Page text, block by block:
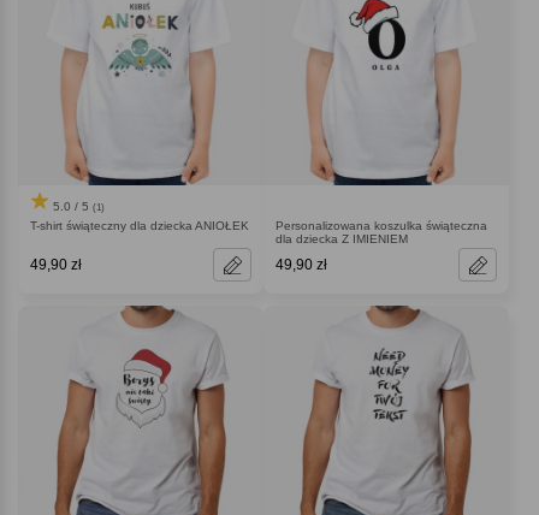
5.0 / 5 (1)
T-shirt świąteczny dla dziecka ANIOŁEK
49,90 zł
Personalizowana koszulka świąteczna
dla dziecka Z IMIENIEM
49,90 zł